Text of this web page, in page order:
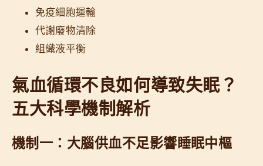
免疫細胞運輸
代謝廢物清除
組織液平衡
氣血循環不良如何導致失眠？
五大科學機制解析
機制一：大腦供血不足影響睡眠中樞